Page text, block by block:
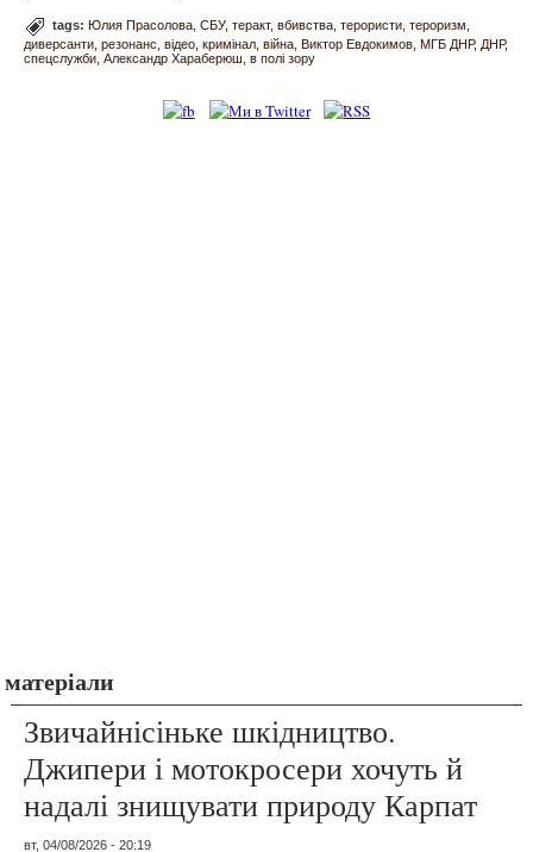
tags:Юлия Прасолова СБУ теракт вбивства терористи тероризм
диверсанти резонанс відео кримінал війна Виктор Евдокимов МГБ ДНР ДНР
спецслужби Александр Хараберюш в полі зору
матеріали
Звичайнісіньке шкідництво.
Джипери і мотокросери хочуть й
надалі знищувати природу Карпат
вт, 04/08/2026 - 20:19